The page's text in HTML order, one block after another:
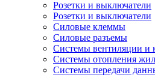
Розетки и выключатели
Розетки и выключатели
Силовые клеммы
Силовые разъемы
Системы вентиляции и
Системы отопления
Системы передачи